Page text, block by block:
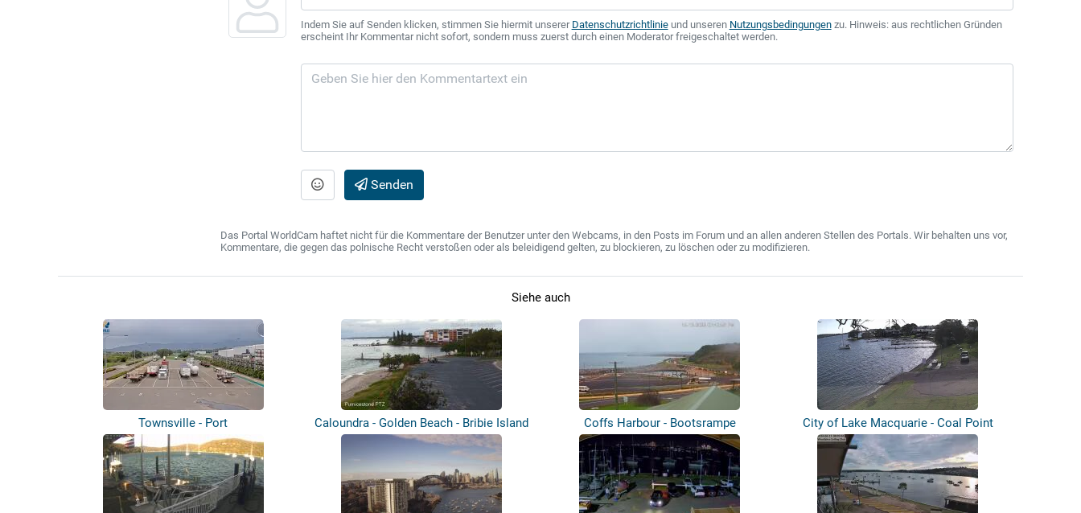
Indem Sie auf Senden klicken, stimmen Sie hiermit unserer Datenschutzrichtlinieund unseren Nutzungsbedingungenzu. Hinweis: aus rechtlichen Gründen
erscheint Ihr Kommentar nicht sofort, sondern muss zuerst durch einen Moderator freigeschaltet werden.
Senden
Das Portal WorldCam haftet nicht für die Kommentare der Benutzer unter den Webcams, in den Posts im Forum und an allen anderen Stellen des Portals. Wir behalten uns vor,
Kommentare, die gegen das polnische Recht verstoßen oder als beleidigend gelten, zu blockieren, zu löschen oder zu modifizieren.
Siehe auch
Townsville - Port Caloundra - Golden Beach - Bribie Island Coffs Harbour - Bootsrampe City of Lake Macquarie - Coal Point